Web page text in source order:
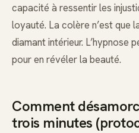
capacité à ressentir les
loyauté. La colère n’est que
diamant intérieur.
pour en révéler la beauté.
Comment
trois minutes